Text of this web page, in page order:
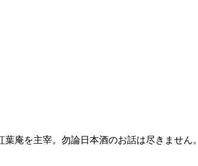
庵を主宰。勿論日本酒のお話は尽きません。